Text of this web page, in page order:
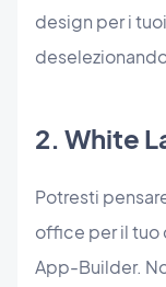
design per i
2. White
Potresti
office per il tuo
App-Builder.